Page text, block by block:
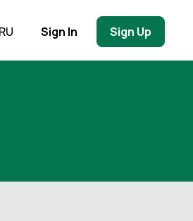
RU Sign In Sign Up